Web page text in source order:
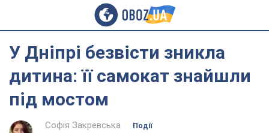
У Дніпрі безвісти зникла
дитина: її самокат знайшли
під мостом
Софія Закревська
Події